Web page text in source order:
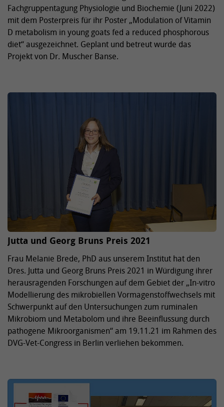
Fachgruppentagung Physiologie und Biochemie (Juni 2022)
mit dem Posterpreis für ihr Poster „Modulation of Vitamin
D metabolism in young goats fed a reduced phosphorous
diet“ ausgezeichnet. Geplant und betreut wurde das
Projekt von Dr. Muscher Banse.
Jutta und Georg Bruns Preis 2021
Frau Melanie Brede, PhD aus unserem Institut hat den
Dres. Jutta und Georg Bruns Preis 2021 in Würdigung ihrer
herausragenden Forschungen auf dem Gebiet der „In-vitro
Modellierung des mikrobiellen Vormagenstoffwechsels mit
Schwerpunkt auf den Untersuchungen zum ruminalen
Mikrobiom und Metabolom und ihre Beeinflussung durch
pathogene Mikroorganismen“ am 19.11.21 im Rahmen des
DVG-Vet-Congress in Berlin verliehen bekommen.